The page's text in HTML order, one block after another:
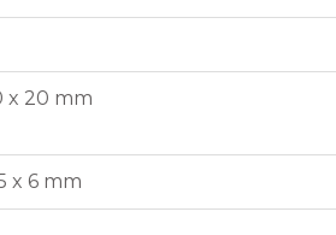
x 20 mm
x 6 mm